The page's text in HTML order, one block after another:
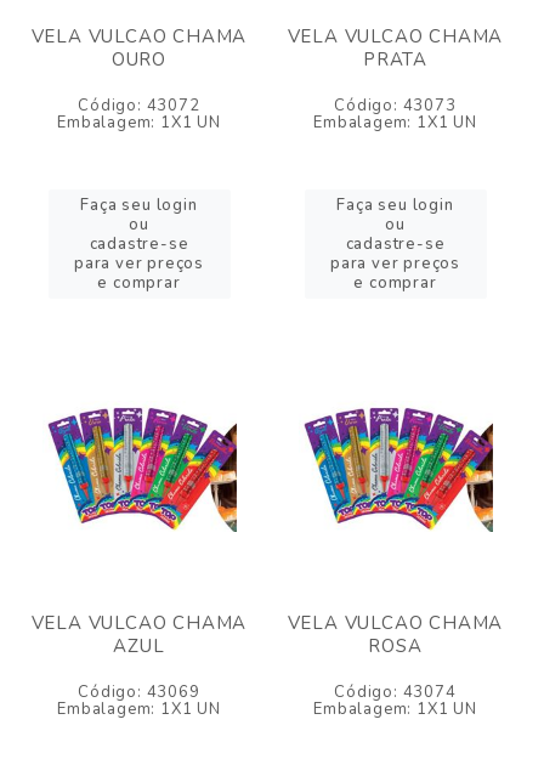
VELA VULCAO CHAMA
OURO
Código: 43072
Embalagem: 1X1 UN
Faça seu login
ou
cadastre-se
para ver preços
e comprar
VELA VULCAO CHAMA
PRATA
Código: 43073
Embalagem: 1X1 UN
Faça seu login
ou
cadastre-se
para ver preços
e comprar
VELA VULCAO CHAMA
AZUL
Código: 43069
Embalagem: 1X1 UN
VELA VULCAO CHAMA
ROSA
Código: 43074
Embalagem: 1X1 UN